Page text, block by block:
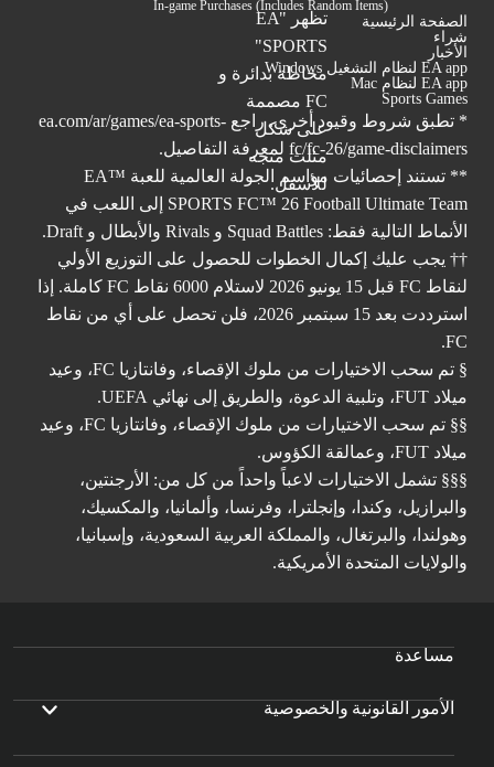
In-game Purchases (Includes Random Items)
الصفحة الرئيسية
شراء
الأخبار
EA app لنظام التشغيل Windows
EA app لنظام Mac
Sports Games
* تطبق شروط وقيود أخرى. راجع ea.com/ar/games/ea-sports-
fc/fc-26/game-disclaimers لمعرفة التفاصيل.
** تستند إحصائيات مواسم الجولة العالمية للعبة ™EA
SPORTS FC™ 26 Football Ultimate Team إلى اللعب في
الأنماط التالية فقط: Squad Battles و Rivals والأبطال و Draft.
†† يجب عليك إكمال الخطوات للحصول على التوزيع الأولي
لنقاط FC قبل 15 يونيو 2026 لاستلام 6000 نقاط FC كاملة. إذا
استرددت بعد 15 سبتمبر 2026، فلن تحصل على أي من نقاط
FC.
§ تم سحب الاختيارات من ملوك الإقصاء، وفانتازيا FC، وعيد
ميلاد FUT، وتلبية الدعوة، والطريق إلى نهائي UEFA.
§§ تم سحب الاختيارات من ملوك الإقصاء، وفانتازيا FC، وعيد
ميلاد FUT، وعمالقة الكؤوس.
§§§ تشمل الاختيارات لاعباً واحداً من كل من: الأرجنتين،
والبرازيل، وكندا، وإنجلترا، وفرنسا، وألمانيا، والمكسيك،
وهولندا، والبرتغال، والمملكة العربية السعودية، وإسبانيا،
والولايات المتحدة الأمريكية.
مساعدة
الأمور القانونية والخصوصية